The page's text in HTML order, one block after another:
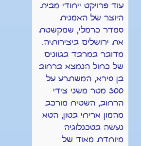
עוד פרויקט ייחודי מבית
היוצר של האמנית
סמדר כרמלי, שמקשטת
את ירושלים ביצירותיה.
מדובר במרבד בגוונים
של כחול הנמצא ברחוב
בן סירא, המשתרע על
300 מטר משני צידי
הרחוב, השטיח מורכב
מהמון אריחי בטון, הטא
נעשה בטכנלוגיה
מיוחדת מאוד של